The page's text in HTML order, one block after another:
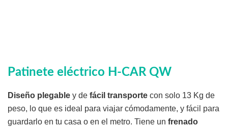
Patinete eléctrico H-CAR QW
Diseño plegable y de fácil transporte con solo 13 Kg de
peso, lo que es ideal para viajar cómodamente, y fácil para
guardarlo en tu casa o en el metro. Tiene un frenado